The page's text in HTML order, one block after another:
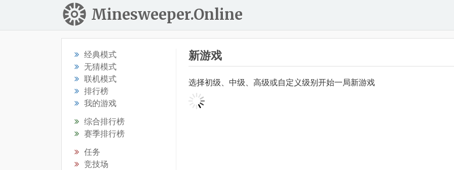
Minesweeper.Online
经典模式
无猜模式
联机模式
排行榜
我的游戏
综合排行榜
赛季排行榜
任务
竞技场
新游戏
选择初级、中级、高级或自定义级别开始一局新游戏